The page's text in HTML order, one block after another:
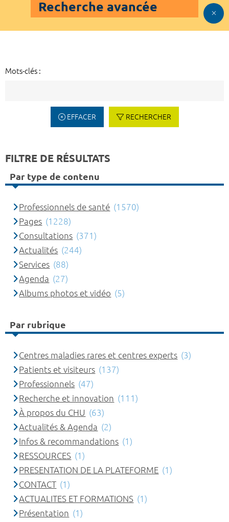
Recherche avancée
Mots-clés :
EFFACER RECHERCHER
FILTRE DE RÉSULTATS
Par type de contenu
Professionnels de santé (1570)
Pages (1228)
Consultations (371)
Actualités (244)
Services (88)
Agenda (27)
Albums photos et vidéo (5)
Par rubrique
Centres maladies rares et centres experts (3)
Patients et visiteurs (137)
Professionnels (47)
Recherche et innovation (111)
À propos du CHU (63)
Actualités & Agenda (2)
Infos & recommandations (1)
RESSOURCES (1)
PRESENTATION DE LA PLATEFORME (1)
CONTACT (1)
ACTUALITES ET FORMATIONS (1)
Présentation (1)